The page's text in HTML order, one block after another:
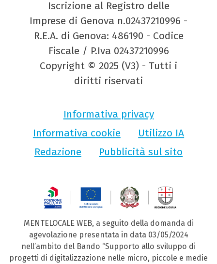
Iscrizione al Registro delle
Imprese di Genova n.02437210996 -
R.E.A. di Genova: 486190 - Codice
Fiscale / P.Iva 02437210996
Copyright © 2025 (V3) - Tutti i
diritti riservati
Informativa privacy
Informativa cookie
Utilizzo IA
Redazione
Pubblicità sul sito
MENTELOCALE WEB, a seguito della domanda di
agevolazione presentata in data 03/05/2024
nell’ambito del Bando “Supporto allo sviluppo di
progetti di digitalizzazione nelle micro, piccole e medie